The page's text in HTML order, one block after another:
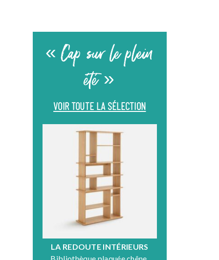
« Cap sur le plein
été »
VOIR TOUTE LA SÉLECTION
LA REDOUTE INTÉRIEURS